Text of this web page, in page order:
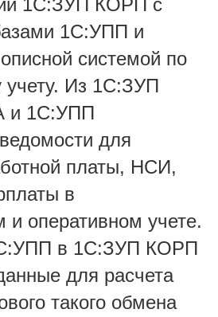
1С:УПП и
системой по
учету. Из 1С:ЗУП
и 1С:УПП
для
платы, НСИ,
в
и оперативном учете.
в 1С:ЗУП КОРП
для расчета
такого обмена